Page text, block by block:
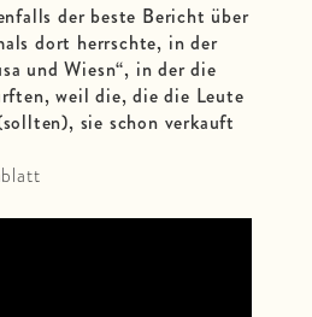
der beste Bericht über
dort herrschte, in der
und Wiesn“, in der die
weil die, die die Leute
sie schon verkauft